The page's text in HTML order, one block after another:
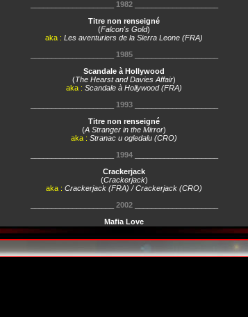
1982____________________
Titre non renseigné
(Falcon's Gold)
aka : Les aventuriers de la Sierra Leone (FRA)
1985____________________
Scandale à Hollywood
(The Hearst and Davies Affair)
aka : Scandale à Hollywood (FRA)
1993____________________
Titre non renseigné
(A Stranger in the Mirror)
aka : Stranac u ogledalu (CRO)
1994____________________
Crackerjack
(Crackerjack)
aka : Crackerjack (FRA) / Crackerjack (CRO)
2002____________________
Mafia Love
aka :Odmazda na mafijaški način (CRO)